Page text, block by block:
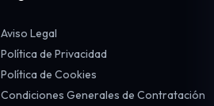
Aviso Legal
Política de Privacidad
Política de Cookies
Condiciones Generales de Contratación